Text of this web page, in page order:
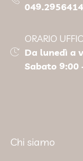
ORARIO
Da lunedì a
Sabato 9:00
Chi siamo